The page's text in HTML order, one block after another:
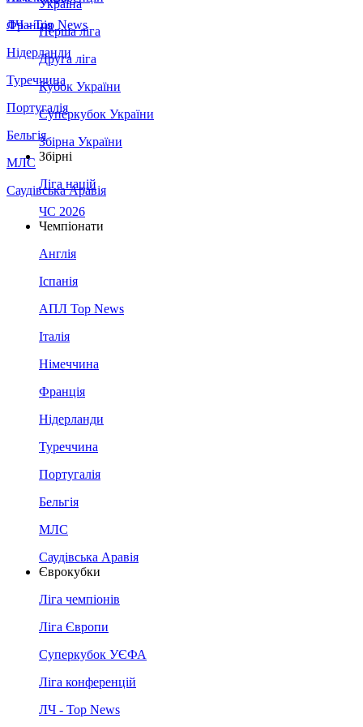
Франція
Нідерланди
Туреччина
Португалія
Бельгія
МЛС
Саудівська Аравія
ЛЧ - Top News
Україна
Перша ліга
Друга ліга
Кубок України
Суперкубок України
Збірна України
Збірні
Ліга націй
ЧС 2026
Чемпіонати
Англія
Іспанія
АПЛ Top News
Італія
Німеччина
Франція
Нідерланди
Туреччина
Португалія
Бельгія
МЛС
Саудівська Аравія
Єврокубки
Ліга чемпіонів
Ліга Європи
Суперкубок УЄФА
Ліга конференцій
ЛЧ - Top News